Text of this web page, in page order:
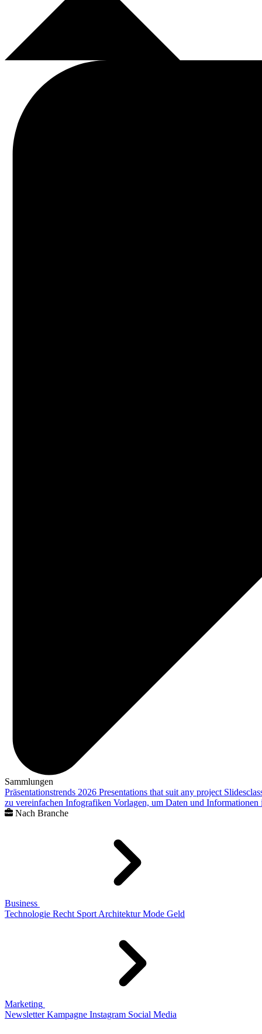
Sammlungen
Präsentationstrends 2026 Presentations that suit any project
zu vereinfachen Infografiken Vorlagen, um Daten und
Nach Branche
Business
Technologie Recht Sport Architektur Mode Geld
Marketing
Newsletter Kampagne Instagram Social Media